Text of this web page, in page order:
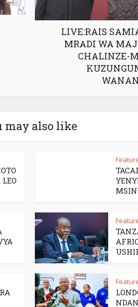
LIVE:RAIS
MRADI WA
CHALINZE-
may also like